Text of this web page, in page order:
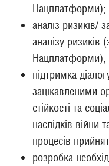
Нацплатформи);
аналіз ризиків/
аналізу ризиків
Нацплатформи);
підтримка
зацікавленими
стійкості та
наслідків війни
процесів
розробка